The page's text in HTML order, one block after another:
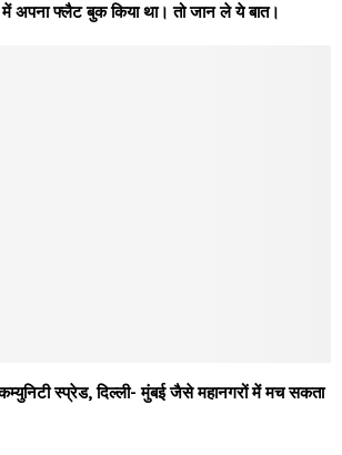
में अपना फ्लैट बुक किया था। तो जान ले ये बात।
स्प्रेड, दिल्ली- मुंबई जैसे महानगरों में मच सकता